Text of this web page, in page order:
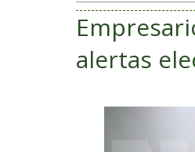
alertas